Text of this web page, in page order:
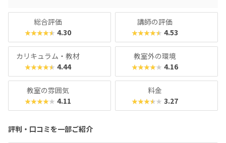
総合評価
★★★★★ 4.30
講師の評価
★★★★★ 4.53
カリキュラム・教材
★★★★★ 4.44
教室外の環境
★★★★★ 4.16
教室の雰囲気
★★★★★ 4.11
料金
★★★★★ 3.27
評判・口コミを一部ご紹介